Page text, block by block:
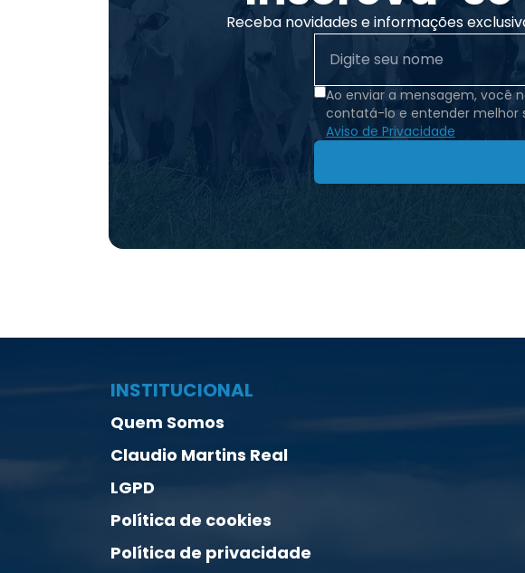
Receba novidades e informações
Ao enviar a mensagem, você
contatá-lo e entender melhor
Aviso de Privacidade
INSTITUCIONAL
Quem Somos
Claudio Martins Real
LGPD
Política de cookies
Política de privacidade